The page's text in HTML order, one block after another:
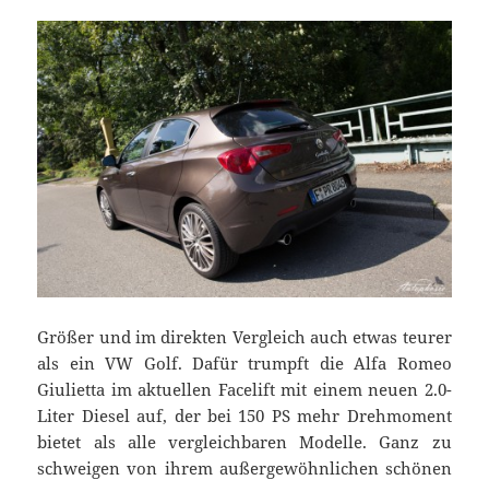
Größer und im direkten Vergleich auch etwas teurer
als ein VW Golf. Dafür trumpft die Alfa Romeo
Giulietta im aktuellen Facelift mit einem neuen 2.0-
Liter Diesel auf, der bei 150 PS mehr Drehmoment
bietet als alle vergleichbaren Modelle. Ganz zu
schweigen von ihrem außergewöhnlichen schönen